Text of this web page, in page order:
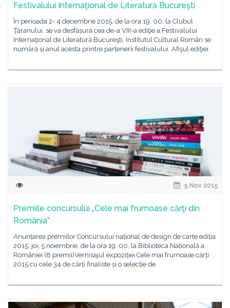
Festivalului Internaţional de Literatură Bucureşti
În perioada 2- 4 decembrie 2015, de la ora 19. 00, la Clubul
Ţăranului, se va desfășura cea de-a VIII-a ediţie a Festivalului
Internaţional de Literatură Bucureşti. Institutul Cultural Român se
numără și anul acesta printre partenerii festivalului. Afişul ediţiei
5 Nov 2015
Premiile concursului „Cele mai frumoase cărţi din
România”
Anunțarea premiilor Concursului național de design de carte ediția
2015: joi, 5 noiembrie, de la ora 19. 00, la Biblioteca Națională a
României (8 premii)Vernisajul expoziției Cele mai frumoase cărți
2015 cu cele 34 de cărți finaliste și o selecție de